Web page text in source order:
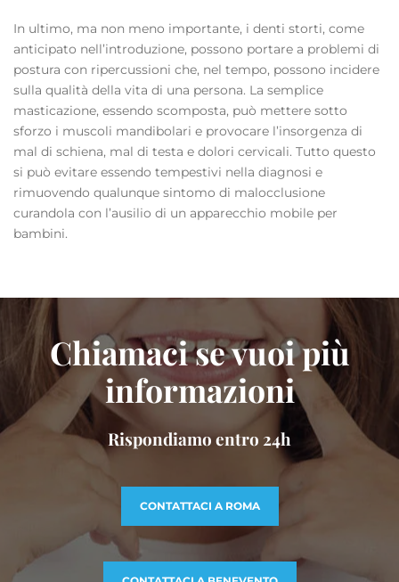
In ultimo, ma non meno importante, i denti storti, come
anticipato nell’introduzione, possono portare a problemi di
postura con ripercussioni che, nel tempo, possono incidere
sulla qualità della vita di una persona. La semplice
masticazione, essendo scomposta, può mettere sotto
sforzo i muscoli mandibolari e provocare l’insorgenza di
mal di schiena, mal di testa e dolori cervicali. Tutto questo
si può evitare essendo tempestivi nella diagnosi e
rimuovendo qualunque sintomo di malocclusione
curandola con l’ausilio di un apparecchio mobile per
bambini.
Chiamaci se vuoi più
informazioni
Rispondiamo entro 24h
CONTATTACI A ROMA